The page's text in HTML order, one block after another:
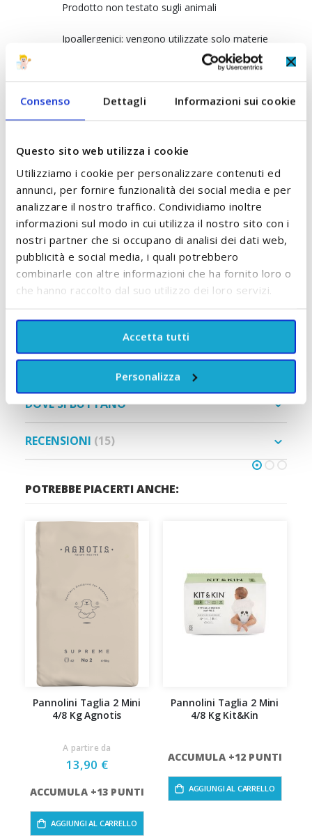
Consenso Dettagli Informazioni sui cookie
Questo sito web utilizza i cookie
Utilizziamo i cookie per personalizzare contenuti ed
annunci, per fornire funzionalità dei social media e per
analizzare il nostro traffico. Condividiamo inoltre
informazioni sul modo in cui utilizza il nostro sito con i
nostri partner che si occupano di analisi dei dati web,
pubblicità e social media, i quali potrebbero
combinarle con altre informazioni che ha fornito loro o
che hanno raccolto dal suo utilizzo dei loro servizi.
Accetta tutti
Personalizza
Prodotto non testato sugli animali
Ipoallergenici: vengono utilizzate solo materie
prime sicure (0% Ftalati, MBT, DBT, TBT)
vengono sbiancati con il cloro
in lattice, possibile causa di irritazioni alla pelle
0% Parabeni e Petrolati
Con indicatore di pipì: è presente
l’indicatore di bagnato su tutte le
taglie che consente di capire con
effettuare il cambio del pannolino!
DOVE SI BUTTANO
RECENSIONI 15
POTREBBE PIACERTI ANCHE:
Pannolini Taglia 2 Mini
4/8 Kg Agnotis
A partire da
13,90 €
ACCUMULA +13 PUNTI
AGGIUNGI AL CARRELLO
Pannolini Taglia 2 Mini
4/8 Kg Kit&Kin
ACCUMULA +12 PUNTI
AGGIUNGI AL CARRELLO